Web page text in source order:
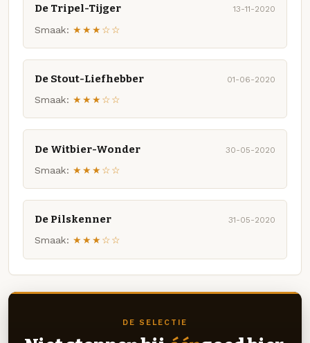
De Tripel-Tijger 13-11-2020
Smaak: ★★★☆☆
De Stout-Liefhebber 01-06-2020
Smaak: ★★★☆☆
De Witbier-Wonder 30-05-2020
Smaak: ★★★☆☆
De Pilskenner 31-05-2020
Smaak: ★★★☆☆
DE SELECTIE